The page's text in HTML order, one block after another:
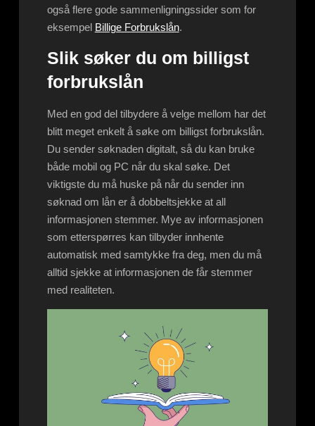
også flere gode sammenligningssider som for
eksempel Billige Forbrukslån.
Slik søker du om billigst
forbrukslån
Med en god del tilbydere å velge mellom har det
blitt meget enkelt å søke om billigst forbrukslån.
Du sender søknaden digitalt, så du kan bruke
både mobil og PC når du skal søke. Det
viktigste du må huske på når du sender inn
søknad om lån er å dobbeltsjekke at all
informasjonen stemmer. Mye av informasjonen
som etterspørres kan tilbyder innhente
automatisk med samtykke fra deg, men du må
alltid sjekke at informasjonen de får stemmer
med realiteten.